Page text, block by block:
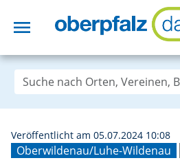
menu
Oberwildenau/Luhe-Wildenau
Veröffentlicht am 05.07.2024 10:08